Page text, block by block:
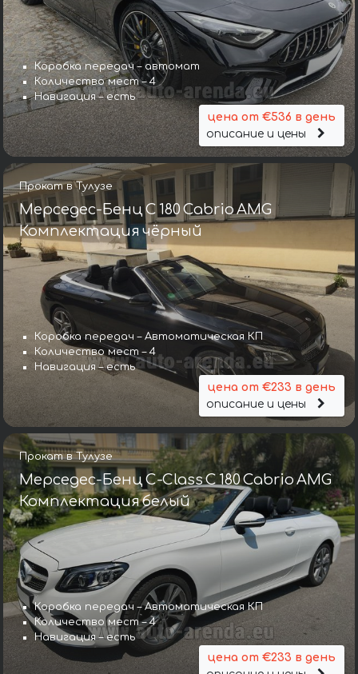
Коробка передач – автомат
Количество мест – 4
Навигация – есть
цена от €536 в день
описание и цены
Прокат в Тулузе
Мерседес-Бенц C 180 Cabrio AMG
Комплектация чёрный
Коробка передач – Автоматическая КП
Количество мест – 4
Навигация – есть
цена от €233 в день
описание и цены
Прокат в Тулузе
Мерседес-Бенц C-Class C 180 Cabrio AMG
Комплектация белый
Коробка передач – Автоматическая КП
Количество мест – 4
Навигация – есть
цена от €233 в день